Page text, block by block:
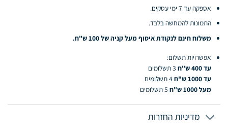
אספקה עד 7 ימי עסקים.
התמונות להמחשה בלבד.
משלוח חינם לנקודת איסוף מעל קניה של 100 ש"ח.
אפשרויות תשלום:
עד 400 ש"ח
3 תשלומים
עד 1000 ש"ח
4 תשלומים
מעל 1000 ש"ח
5 תשלומים
מדיניות החזרות